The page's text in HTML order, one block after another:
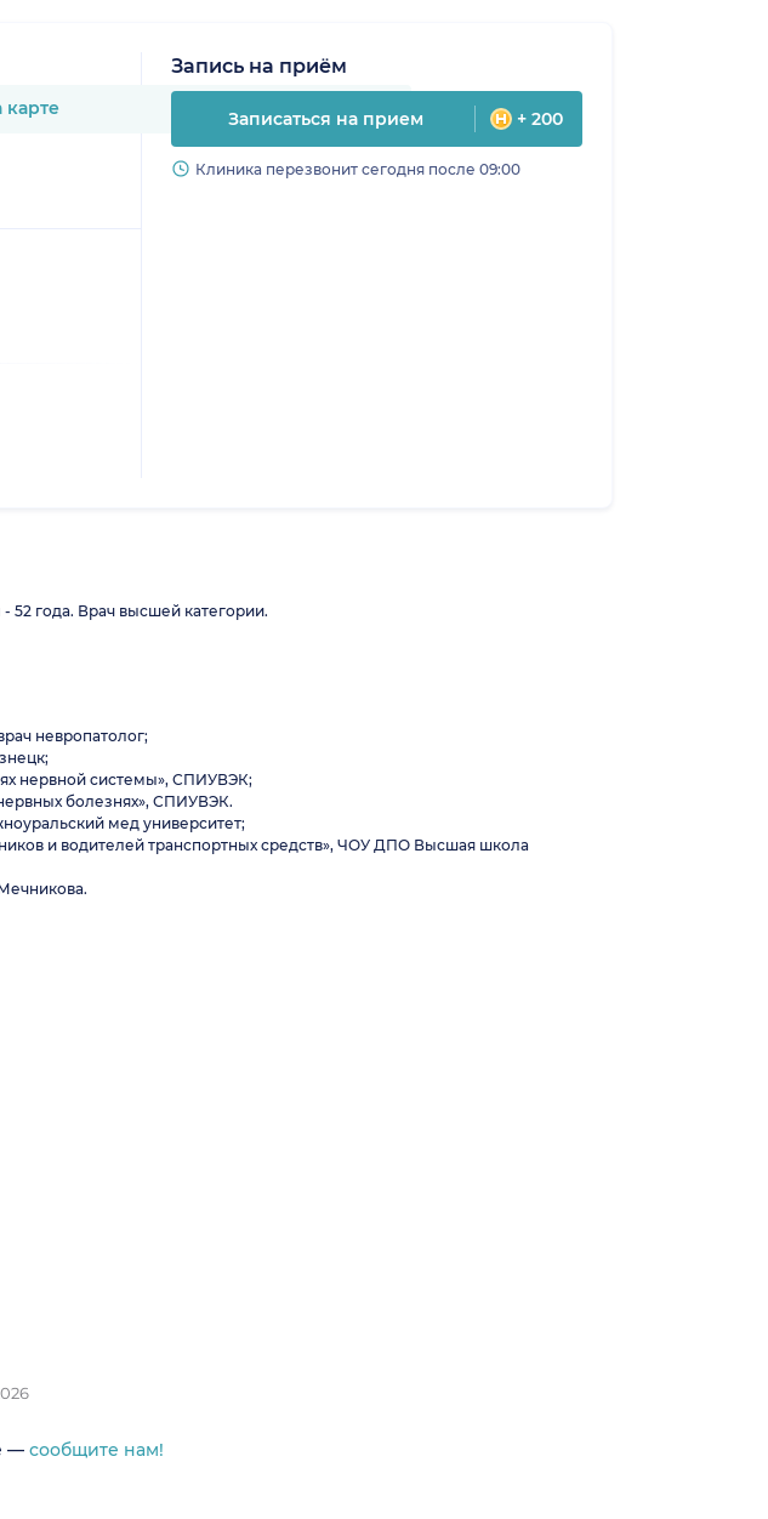
карте
Запись на приём
Записаться на прием + 200
Клиника перезвонит сегодня после 09:00
52 года. Врач высшей категории.
невропатолог;
нервной системы», СПИУВЭК;
болезнях», СПИУВЭК.
мед университет;
и водителей транспортных средств», ЧОУ ДПО Высшая школа
— сообщите нам!